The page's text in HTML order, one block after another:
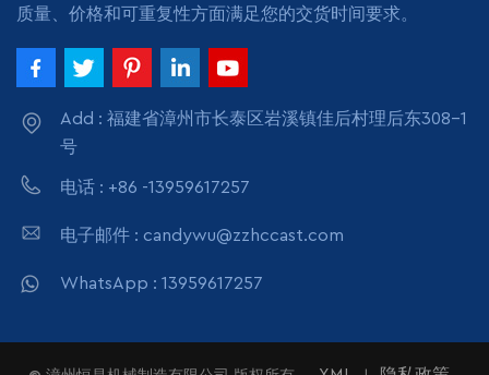
质量、价格和可重复性方面满足您的交货时间要求。
Add : 福建省漳州市长泰区岩溪镇佳后村理后东308-1
号
电话 : +86 -13959617257
电子邮件 : candywu@zzhccast.com
WhatsApp : 13959617257